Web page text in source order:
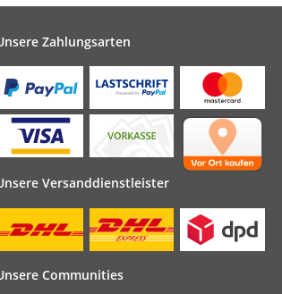
Zahlungsarten
Versanddienstleister
Communities